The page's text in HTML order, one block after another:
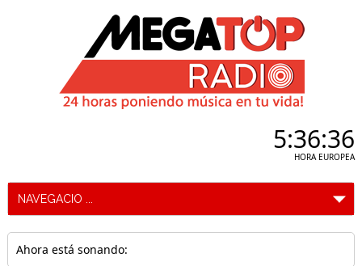
5:36:37
HORA EUROPEA
Ahora está sonando: